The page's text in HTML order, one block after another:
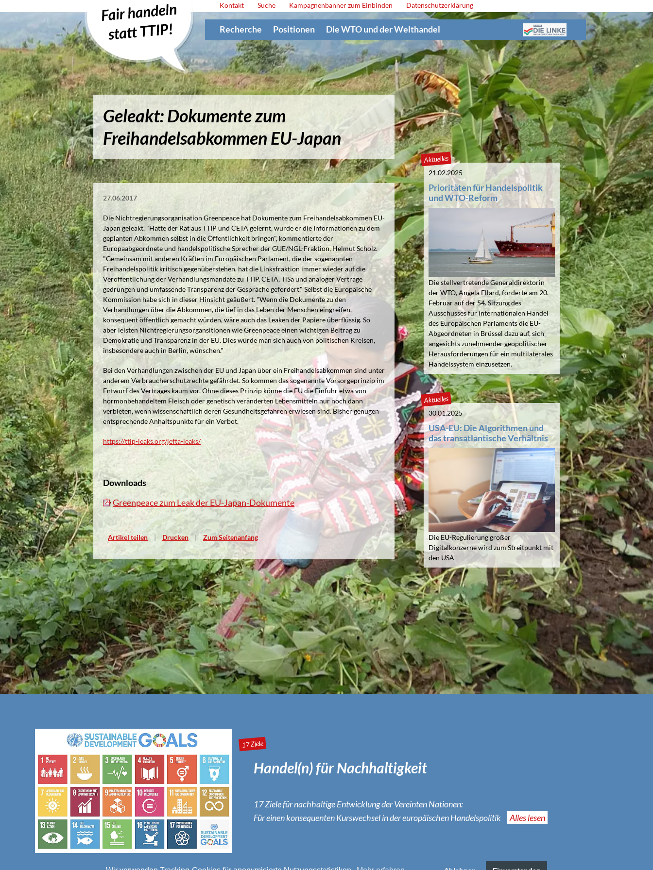
Recherche Positionen Die WTO und der Welthandel
Kontakt Suche Kampagnenbanner zum Einbinden Datenschutzerklärung
Geleakt: Dokumente zum
Freihandelsabkommen EU-Japan
27.06.2017
Die Nichtregierungsorganisation Greenpeace hat Dokumente zum Freihandelsabkommen EU-
Japan geleakt. "Hätte der Rat aus TTIP und CETA gelernt, würde er die Informationen zu dem
geplanten Abkommen selbst in die Öffentlichkeit bringen", kommentierte der
Europaabgeordnete und handelspolitische Sprecher der GUE/NGL-Fraktion, Helmut Scholz.
"Gemeinsam mit anderen Kräften im Europäischen Parlament, die der sogenannten
Freihandelspolitik kritisch gegenüberstehen, hat die Linksfraktion immer wieder auf die
Veröffentlichung der Verhandlungsmandate zu TTIP, CETA, TiSa und analoger Verträge
gedrungen und umfassende Transparenz der Gespräche gefordert." Selbst die Europäische
Kommission habe sich in dieser Hinsicht geäußert. "Wenn die Dokumente zu den
Verhandlungen über die Abkommen, die tief in das Leben der Menschen eingreifen,
konsequent öffentlich gemacht würden, wäre auch das Leaken der Papiere überflüssig. So
aber leisten Nichtregierungsorgansitionen wie Greenpeace einen wichtigen Beitrag zu
Demokratie und Transparenz in der EU. Dies würde man sich auch von politischen Kreisen,
insbesondere auch in Berlin, wünschen."
Bei den Verhandlungen zwischen der EU und Japan über ein Freihandelsabkommen sind unter
anderem Verbraucherschutzrechte gefährdet. So kommen das sogenannte Vorsorgeprinzip im
Entwurf des Vertrages kaum vor. Ohne dieses Prinzip könne die EU die Einfuhr etwa von
hormonbehandeltem Fleisch oder genetisch veränderten Lebensmitteln nur noch dann
verbieten, wenn wissenschaftlich deren Gesundheitsgefahren erwiesen sind. Bisher genügen
entsprechende Anhaltspunkte für ein Verbot.
https://ttip-leaks.org/jefta-leaks/
Downloads
Greenpeace zum Leak der EU-Japan-Dokumente
Artikel teilen Drucken Zum Seitenanfang
Aktuelles
21.02.2025
Prioritäten für Handelspolitik
und WTO-Reform
Die stellvertretende Generaldirektorin
der WTO, Angela Ellard, forderte am 20.
Februar auf der 54. Sitzung des
Ausschusses für internationalen Handel
des Europäischen Parlaments die EU-
Abgeordneten in Brüssel dazu auf, sich
angesichts zunehmender geopolitischer
Herausforderungen für ein multilaterales
Handelssystem einzusetzen.
Aktuelles
30.01.2025
USA-EU: Die Algorithmen und
das transatlantische Verhältnis
Die EU-Regulierung großer
Digitalkonzerne wird zum Streitpunkt mit
den USA
17 Ziele
Handel(n) für Nachhaltigkeit
17 Ziele für nachhaltige Entwicklung der Vereinten Nationen:
Für einen konsequenten Kurswechsel in der europäischen Handelspolitik
Alles lesen